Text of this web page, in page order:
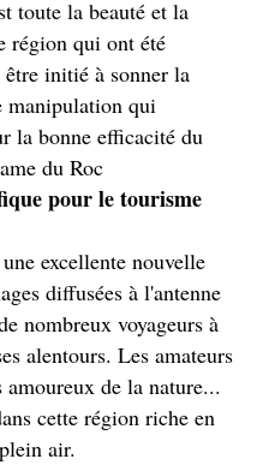
toute la beauté et la
région qui ont été
initié à sonner la
manipulation qui
la bonne efficacité du
du Roc
pour le tourisme
excellente nouvelle
diffusées à l'antenne
nombreux voyageurs à
alentours. Les amateurs
de la nature...
cette région riche en
air.